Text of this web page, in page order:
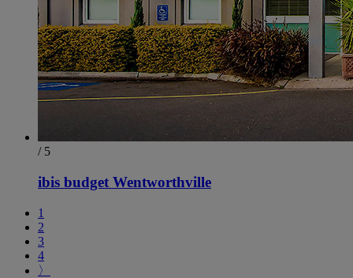
/ 5
ibis budget Wentworthville
1
2
3
4
〉